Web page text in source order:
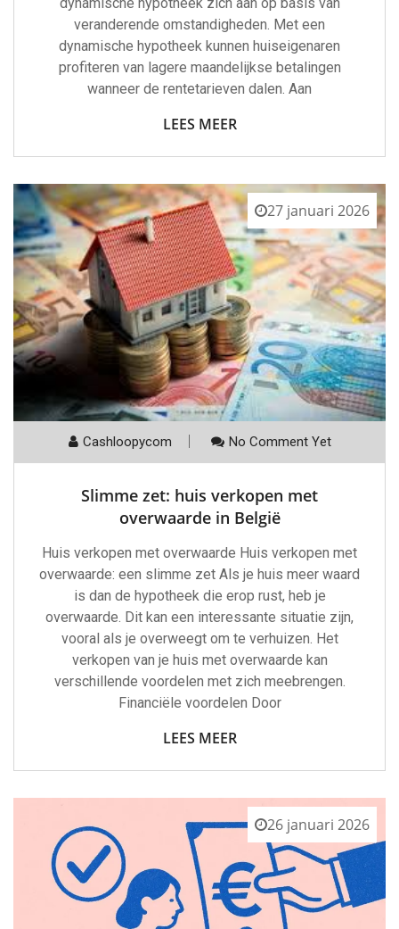
veranderende omstandigheden. Met een
dynamische hypotheek kunnen huiseigenaren
profiteren van lagere maandelijkse betalingen
wanneer de rentetarieven dalen. Aan
LEES MEER
27 januari 2026
Cashloopycom No Comment Yet
Slimme zet: huis verkopen met
overwaarde in België
Huis verkopen met overwaarde Huis verkopen met
overwaarde: een slimme zet Als je huis meer waard
is dan de hypotheek die erop rust, heb je
overwaarde. Dit kan een interessante situatie zijn,
vooral als je overweegt om te verhuizen. Het
verkopen van je huis met overwaarde kan
verschillende voordelen met zich meebrengen.
Financiële voordelen Door
LEES MEER
26 januari 2026